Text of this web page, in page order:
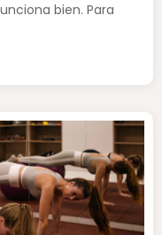
bien. Para